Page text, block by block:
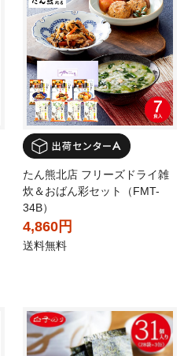
たん熊北店 フリーズドライ雑
炊＆おばん彩セット（FMT-
34B）
4,860円
送料無料